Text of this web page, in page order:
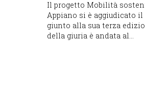
Il progetto Mobilità
Appiano si è aggiudicato
giunto alla sua terza
della giuria è andata al...